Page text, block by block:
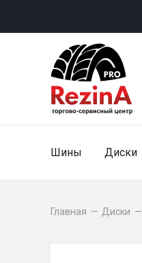
Шины Диски
Главная — Диски —